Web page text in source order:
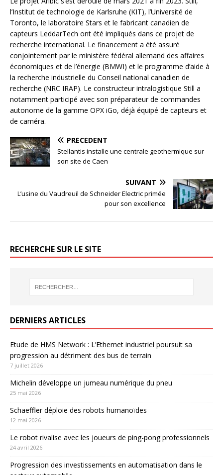
l’Institut de technologie de Karlsruhe (KIT), l’Université de
Toronto, le laboratoire Stars et le fabricant canadien de
capteurs LeddarTech ont été impliqués dans ce projet de
recherche international. Le financement a été assuré
conjointement par le ministère fédéral allemand des affaires
économiques et de l’énergie (BMWI) et le programme d’aide à
la recherche industrielle du Conseil national canadien de
recherche (NRC IRAP). Le constructeur intralogistique Still a
notamment participé avec son préparateur de commandes
autonome de la gamme OPX iGo, déjà équipé de capteurs et
de caméra.
PRÉCÉDENT
Stellantis installe une centrale geothermique sur
son site de Caen
SUIVANT
L’usine du Vaudreuil de Schneider Electric primée
pour son excellence
RECHERCHE SUR LE SITE
DERNIERS ARTICLES
Etude de HMS Network : L’Ethernet industriel poursuit sa
progression au détriment des bus de terrain
7 juillet 2026
Michelin développe un jumeau numérique du pneu
25 mai 2026
Schaeffler déploie des robots humanoïdes
12 mai 2026
Le robot rivalise avec les joueurs de ping-pong professionnels
24 avril 2026
Progression des investissements en automatisation dans le